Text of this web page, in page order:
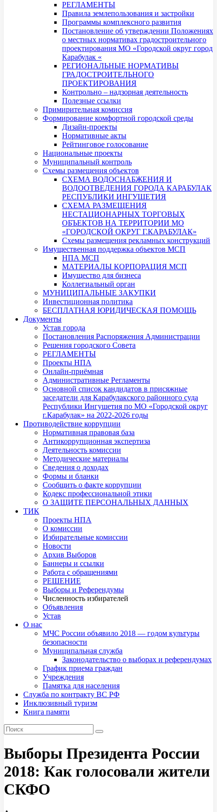
РЕГЛАМЕНТЫ
Правила землепользования и застройки
Программы комплексного развития
Постановление об утверждении Положениях
о местных нормативах градостроительного
проектирования МО «Городской округ город
Карабулак «
РЕГИОНАЛЬНЫЕ НОРМАТИВЫ
ГРАДОСТРОИТЕЛЬНОГО
ПРОЕКТИРОВАНИЯ
Контрольно – надзорная деятельность
Полезные ссылки
Примирительная комиссия
Формирование комфортной городской среды
Дизайн-проекты
Нормативные акты
Рейтинговое голосование
Национальные проекты
Муниципальный контроль
Схемы размещения объектов
СХЕМА ВОДОСНАБЖЕНИЯ И
ВОДООТВЕДЕНИЯ ГОРОДА КАРАБУЛАК
РЕСПУБЛИКИ ИНГУШЕТИЯ
СХЕМА РАЗМЕЩЕНИЯ
НЕСТАЦИОНАРНЫХ ТОРГОВЫХ
ОБЪЕКТОВ НА ТЕРРИТОРИИ МО
«ГОРОДСКОЙ ОКРУГ Г.КАРАБУЛАК»
Схемы размещения рекламных конструкций
Имущественная поддержка объектов МСП
НПА МСП
МАТЕРИАЛЫ КОРПОРАЦИЯ МСП
Имущество для бизнеса
Коллегиальный орган
МУНИЦИПАЛЬНЫЕ ЗАКУПКИ
Инвестиционная политика
БЕСПЛАТНАЯ ЮРИДИЧЕСКАЯ ПОМОЩЬ
Документы
Устав города
Постановления Распоряжения Администрации
Решения городского Совета
РЕГЛАМЕНТЫ
Проекты НПА
Онлайн-приёмная
Административные Регламенты
Основной список кандидатов в присяжные
заседатели для Карабулакского районного суда
Республики Ингушетия по МО «Городской округ
г.Карабулак» на 2022-2026 годы
Противодействие коррупции
Нормативная правовая база
Антикоррупционная экспертиза
Деятельность комиссии
Методические материалы
Сведения о доходах
Формы и бланки
Сообщить о факте коррупции
Кодекс профессиональной этики
О ЗАЩИТЕ ПЕРСОНАЛЬНЫХ ДАННЫХ
ТИК
Проекты НПА
О комиссии
Избирательные комиссии
Новости
Архив Выборов
Баннеры и ссылки
Работа с обращениями
РЕШЕНИЕ
Выборы и Референдумы
Численность избирателей
Объявления
Устав
О нас
МЧС России объявило 2018 — годом культуры
безопасности
Муниципальная служба
Законодательство о выборах и референдумах
График приема граждан
Учреждения
Памятка для населения
Служба по контракту ВС РФ
Инклюзивный туризм
Книга памяти
Выборы Президента России
2018: Как голосовали жители
СКФО